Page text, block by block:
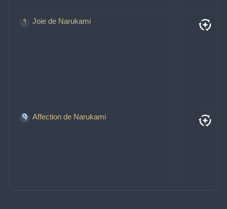
Joie de Narukami
Affection de Narukami